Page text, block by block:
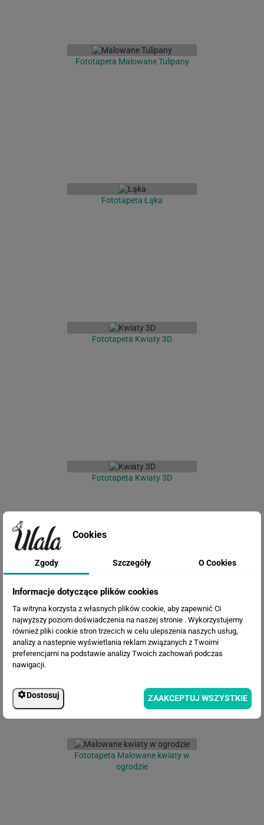
Fototapeta Malowane Tulipany
Fototapeta Łąka
Fototapeta Kwiaty 3D
Fototapeta Kwiaty 3D
Fototapeta Kwiaty Szkic
Fototapeta Malowane kwiaty w
ogrodzie
Cookies
Zgody Szczegóły O Cookies
Informacje dotyczące plików cookies
Ta witryna korzysta z własnych plików cookie, aby zapewnić Ci
najwyższy poziom doświadczenia na naszej stronie . Wykorzystujemy
również pliki cookie stron trzecich w celu ulepszenia naszych usług,
analizy a nastepnie wyświetlania reklam związanych z Twoimi
preferencjami na podstawie analizy Twoich zachowań podczas
nawigacji.
Dostosuj ZAAKCEPTUJ WSZYSTKIE